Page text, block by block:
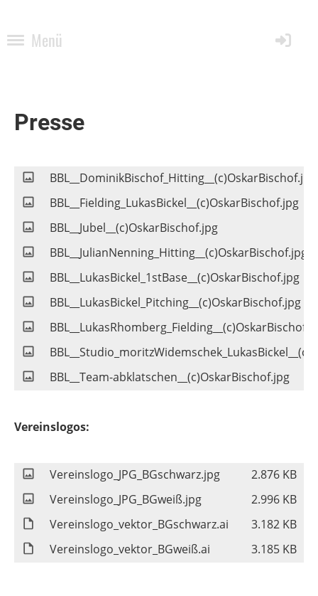
Menü
Presse
BBL__DominikBischof_Hitting__(c)OskarBischof.jpg
BBL__Fielding_LukasBickel__(c)OskarBischof.jpg
BBL__Jubel__(c)OskarBischof.jpg
BBL__JulianNenning_Hitting__(c)OskarBischof.jpg
BBL__LukasBickel_1stBase__(c)OskarBischof.jpg
BBL__LukasBickel_Pitching__(c)OskarBischof.jpg
BBL__Team-abklatschen__(c)OskarBischof.jpg
Vereinslogos:
Vereinslogo_JPG_BGschwarz.jpg
2.876 KB
Vereinslogo_JPG_BGweiß.jpg
2.996 KB
Vereinslogo_vektor_BGschwarz.ai
3.182 KB
Vereinslogo_vektor_BGweiß.ai
3.185 KB